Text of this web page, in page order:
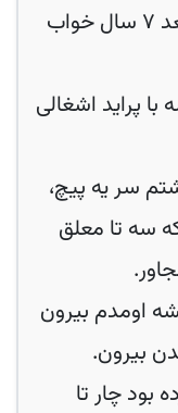
الان ۱۹ ساله با هم پیر شدیم و بعد ۷ سال خواب
پراید اشغالی
گشتم سر یه پیچ،
سه تا معلق
اومدم بیرون
بیرون.
چار تا